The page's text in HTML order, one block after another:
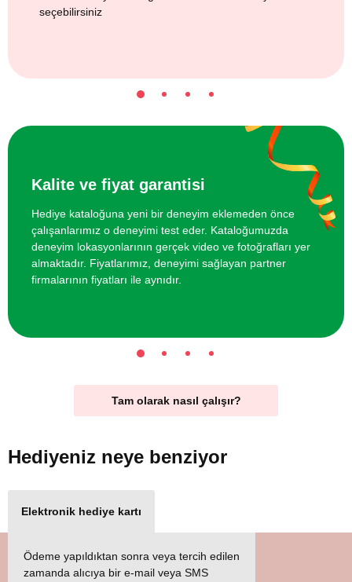
seçebilirsiniz
Kalite ve fiyat garantisi
Hediye kataloğuna yeni bir deneyim eklemeden önce
çalışanlarımız o deneyimi test eder. Kataloğumuzda
deneyim lokasyonlarının gerçek video ve fotoğrafları yer
almaktadır. Fiyatlarımız, deneyimi sağlayan partner
firmalarının fiyatları ile aynıdır.
Tam olarak nasıl çalışır?
Hediyeniz neye benziyor
Elektronik hediye kartı
Ödeme yapıldıktan sonra veya tercih edilen
zamanda alıcıya bir e-mail veya SMS